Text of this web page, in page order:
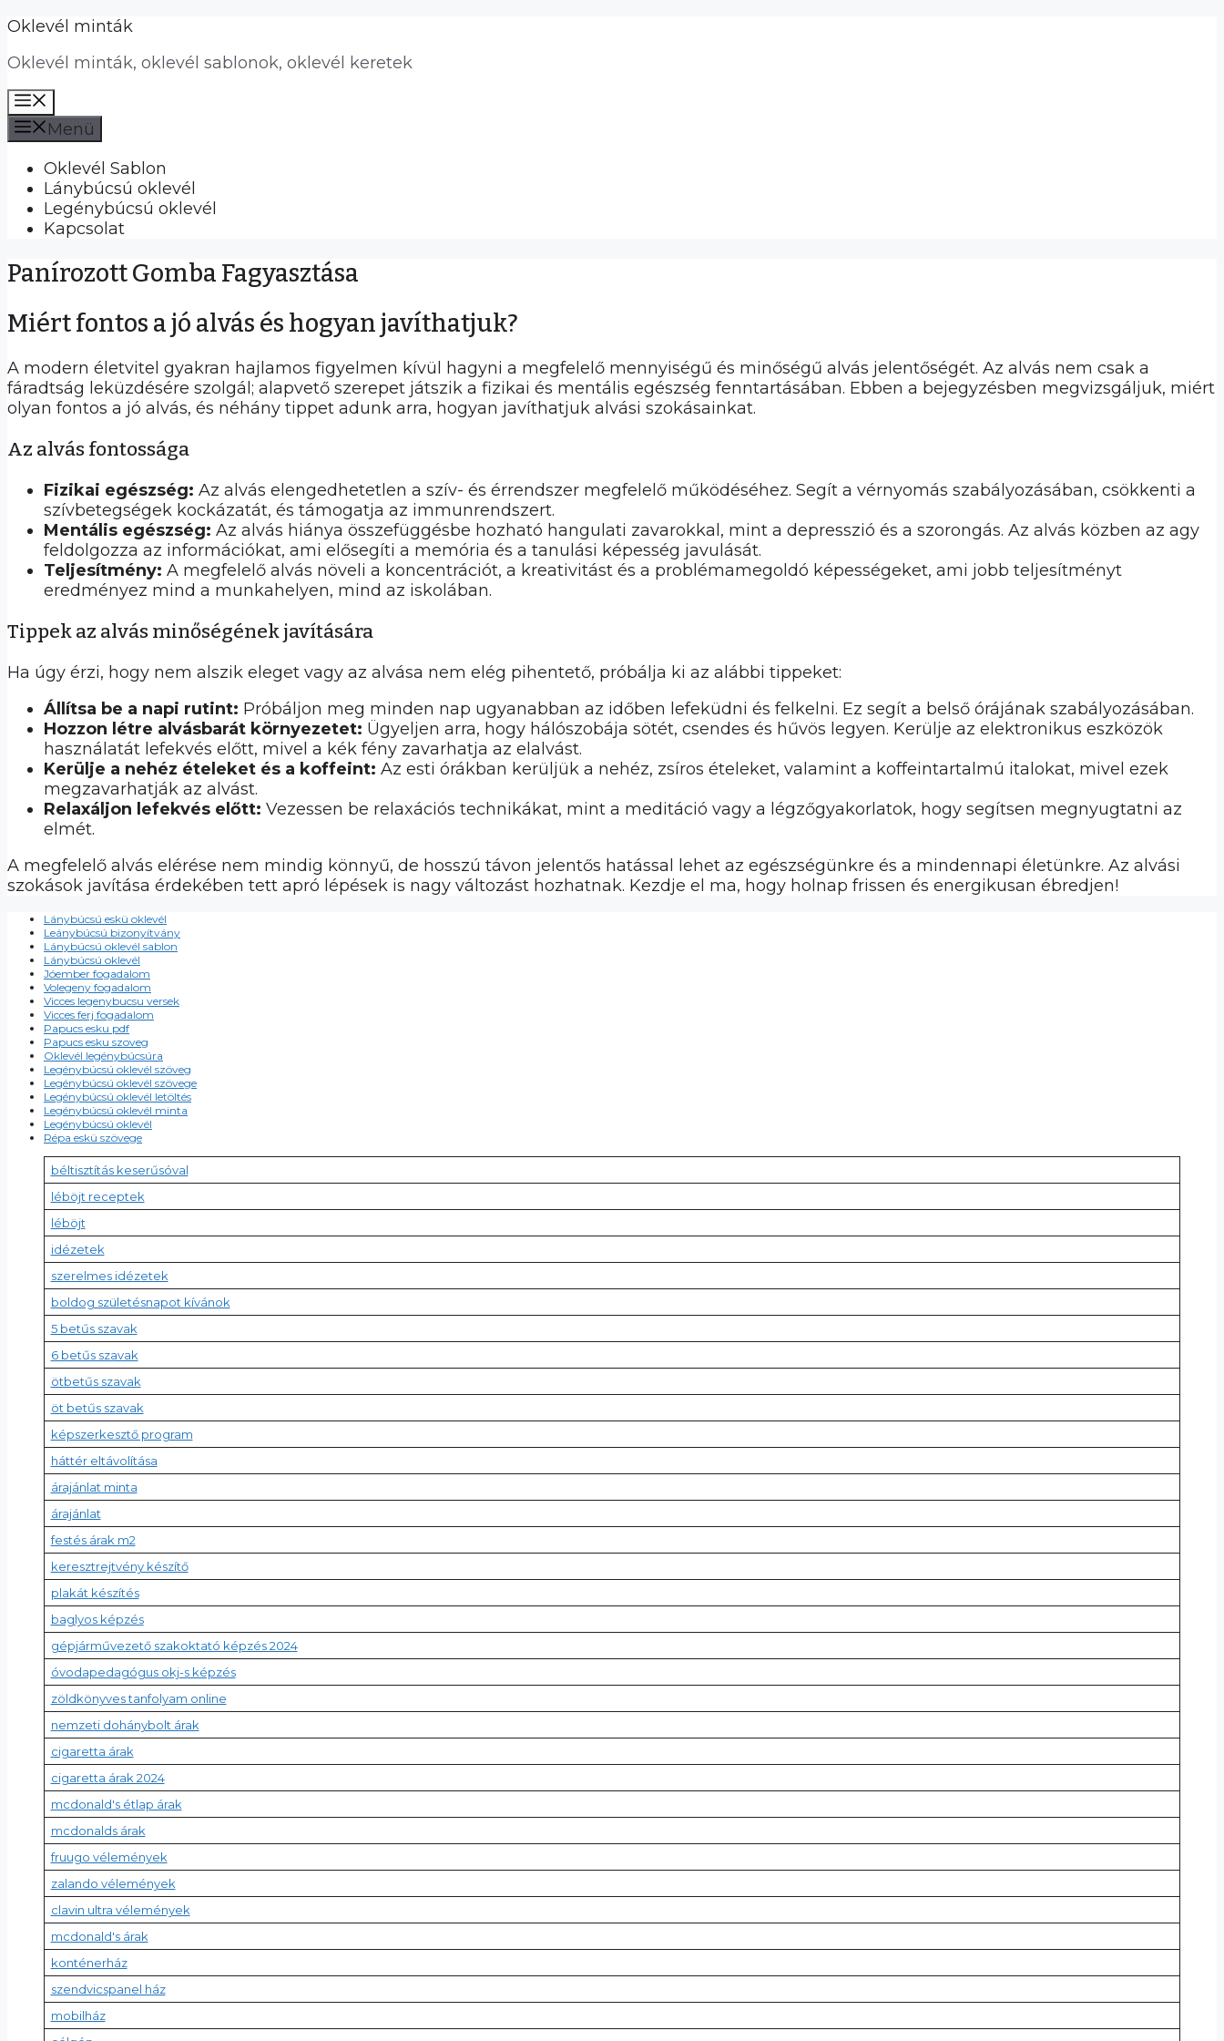
Kilépés
tartalomba
Oklevél minták
Oklevél minták, oklevél sablonok, oklevél keretek
Menü
Oklevél Sablon
Lánybúcsú oklevél
Legénybúcsú oklevél
Kapcsolat
Panírozott Gomba Fagyasztása
Miért fontos a jó alvás és hogyan javíthatjuk?
A modern életvitel gyakran hajlamos figyelmen kívül hagyni a megfelelő mennyiségű és minőségű alvás jelentőségét. Az alvás nem csak a
fáradtság leküzdésére szolgál; alapvető szerepet játszik a fizikai és mentális egészség fenntartásában. Ebben a bejegyzésben megvizsgáljuk, miért
olyan fontos a jó alvás, és néhány tippet adunk arra, hogyan javíthatjuk alvási szokásainkat.
Az alvás fontossága
Fizikai egészség: Az alvás elengedhetetlen a szív- és érrendszer megfelelő működéséhez. Segít a vérnyomás szabályozásában, csökkenti a
szívbetegségek kockázatát, és támogatja az immunrendszert.
Mentális egészség: Az alvás hiánya összefüggésbe hozható hangulati zavarokkal, mint a depresszió és a szorongás. Az alvás közben az agy
feldolgozza az információkat, ami elősegíti a memória és a tanulási képesség javulását.
Teljesítmény: A megfelelő alvás növeli a koncentrációt, a kreativitást és a problémamegoldó képességeket, ami jobb teljesítményt
eredményez mind a munkahelyen, mind az iskolában.
Tippek az alvás minőségének javítására
Ha úgy érzi, hogy nem alszik eleget vagy az alvása nem elég pihentető, próbálja ki az alábbi tippeket:
Állítsa be a napi rutint: Próbáljon meg minden nap ugyanabban az időben lefeküdni és felkelni. Ez segít a belső órájának szabályozásában.
Hozzon létre alvásbarát környezetet: Ügyeljen arra, hogy hálószobája sötét, csendes és hűvös legyen. Kerülje az elektronikus eszközök
használatát lefekvés előtt, mivel a kék fény zavarhatja az elalvást.
Kerülje a nehéz ételeket és a koffeint: Az esti órákban kerüljük a nehéz, zsíros ételeket, valamint a koffeintartalmú italokat, mivel ezek
megzavarhatják az alvást.
Relaxáljon lefekvés előtt: Vezessen be relaxációs technikákat, mint a meditáció vagy a légzőgyakorlatok, hogy segítsen megnyugtatni az
elmét.
A megfelelő alvás elérése nem mindig könnyű, de hosszú távon jelentős hatással lehet az egészségünkre és a mindennapi életünkre. Az alvási
szokások javítása érdekében tett apró lépések is nagy változást hozhatnak. Kezdje el ma, hogy holnap frissen és energikusan ébredjen!
Lánybúcsú eskü oklevél
Leánybúcsú bizonyítvány
Lánybúcsú oklevél sablon
Lánybúcsú oklevél
Jóember fogadalom
Volegeny fogadalom
Vicces legenybucsu versek
Vicces ferj fogadalom
Papucs esku pdf
Papucs esku szoveg
Oklevél legénybúcsúra
Legénybúcsú oklevél szöveg
Legénybúcsú oklevél szövege
Legénybúcsú oklevél letöltés
Legénybúcsú oklevél minta
Legénybúcsú oklevél
Répa eskü szövege
béltisztítás keserűsóval
léböjt receptek
léböjt
idézetek
szerelmes idézetek
boldog születésnapot kívánok
5 betűs szavak
6 betűs szavak
ötbetűs szavak
öt betűs szavak
képszerkesztő program
háttér eltávolítása
árajánlat minta
árajánlat
festés árak m2
keresztrejtvény készítő
plakát készítés
baglyos képzés
gépjárművezető szakoktató képzés 2024
óvodapedagógus okj-s képzés
zöldkönyves tanfolyam online
nemzeti dohánybolt árak
cigaretta árak
cigaretta árak 2024
mcdonald's étlap árak
mcdonalds árak
fruugo vélemények
zalando vélemények
clavin ultra vélemények
mcdonald's árak
konténerház
szendvicspanel ház
mobilház